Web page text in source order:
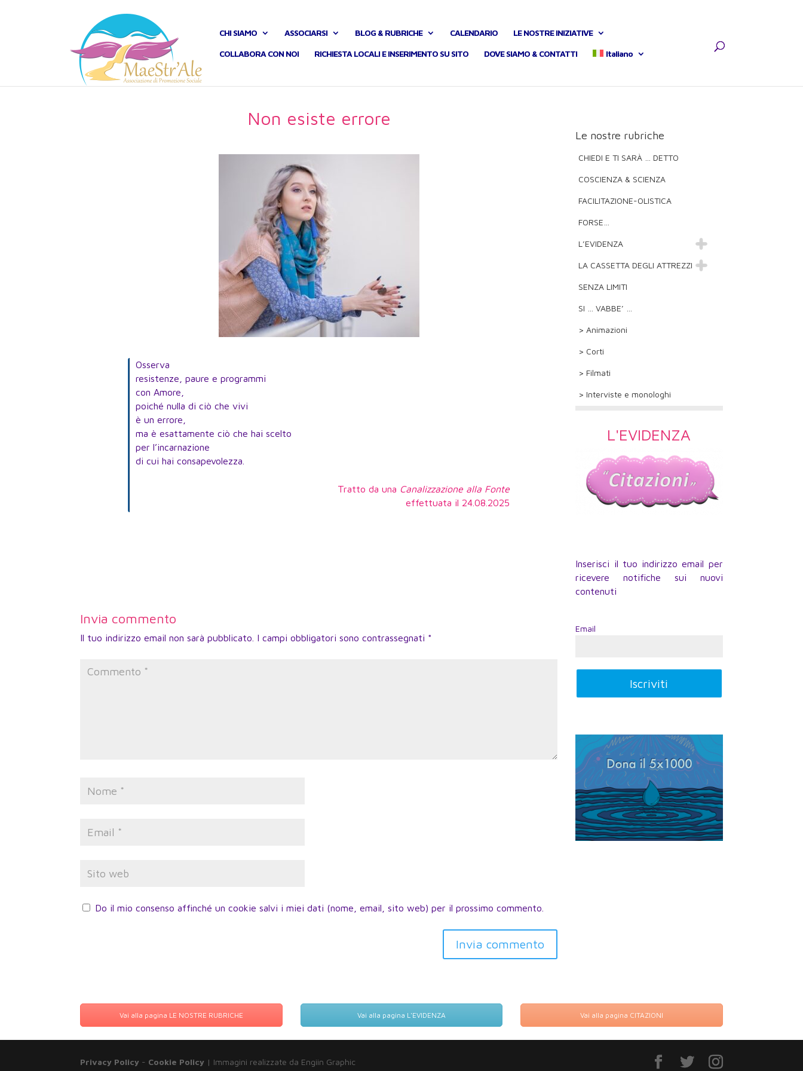
CHI SIAMO ASSOCIARSI BLOG & RUBRICHE CALENDARIO LE NOSTRE INIZIATIVE
COLLABORA CON NOI RICHIESTA LOCALI E INSERIMENTO SU SITO DOVE SIAMO & CONTATTI Italiano
Non esiste errore
Osserva
resistenze, paure e programmi
con Amore,
poiché nulla di ciò che vivi
è un errore,
ma è esattamente ciò che hai scelto
per l’incarnazione
di cui hai consapevolezza.
Tratto da una Canalizzazione alla Fonte
effettuata il 24.08.2025
Le nostre rubriche
CHIEDI E TI SARÀ … DETTO
COSCIENZA & SCIENZA
FACILITAZIONE-OLISTICA
FORSE…
L’EVIDENZA
LA CASSETTA DEGLI ATTREZZI
SENZA LIMITI
SI … VABBE’ …
> Animazioni
> Corti
> Filmati
> Interviste e monologhi
L'EVIDENZA
Invia commento
Il tuo indirizzo email non sarà pubblicato. I campi obbligatori sono contrassegnati *
Do il mio consenso affinché un cookie salvi i miei dati (nome, email, sito web) per il prossimo commento.
Inserisci il tuo indirizzo email per
ricevere notifiche sui nuovi
contenuti
Email
Vai alla pagina LE NOSTRE RUBRICHE Vai alla pagina L'EVIDENZA Vai alla pagina CITAZIONI
Privacy Policy - Cookie Policy | Immagini realizzate da Engiin Graphic